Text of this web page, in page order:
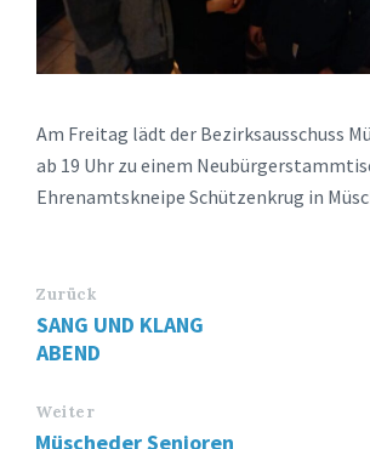
Am Freitag lädt der Bezirksausschuss
ab 19 Uhr zu einem
Ehrenamtskneipe Schützenkrug in
Zurück
SANG UND KLANG
ABEND
Weiter
Müscheder Senioren